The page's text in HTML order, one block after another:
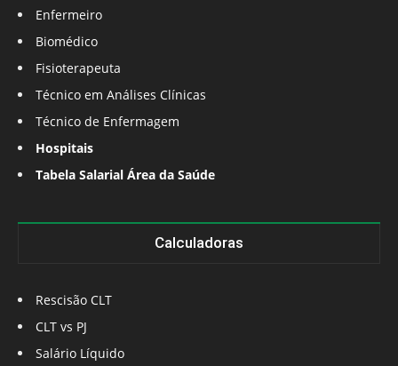
Enfermeiro
Biomédico
Fisioterapeuta
Técnico em Análises Clínicas
Técnico de Enfermagem
Hospitais
Tabela Salarial Área da Saúde
Calculadoras
Rescisão CLT
CLT vs PJ
Salário Líquido